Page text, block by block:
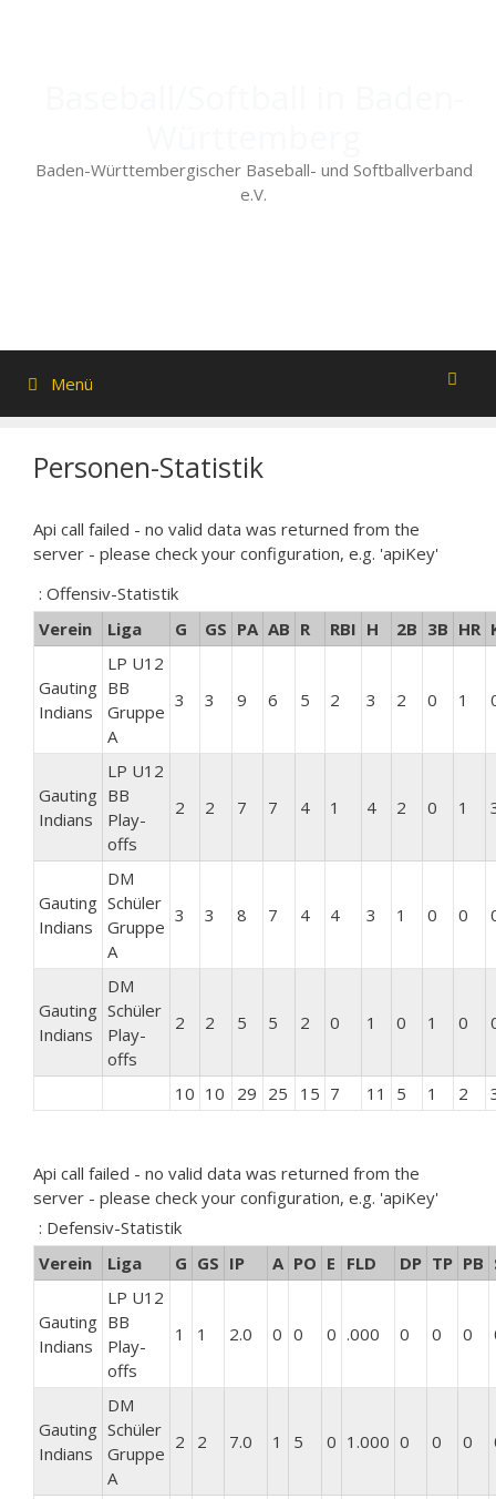
Baden-Württembergischer Baseball- und Softballverband
e.V.
Menü
Personen-Statistik
Api call failed - no valid data was returned from the
server - please check your configuration, e.g. 'apiKey'
: Offensiv-Statistik
Verein
Liga G GS PA AB R RBI H 2B 3B HR
Gauting
Indians
LP U12
BB
Gruppe
A
3 3 9 6 5 2 3 2 0 1
Gauting
Indians
LP U12
BB
Play-
offs
2 2 7 7 4 1 4 2 0 1
Gauting
Indians
DM
Schüler
Gruppe
A
3 3 8 7 4 4 3 1 0 0
Gauting
Indians
DM
Schüler
Play-
offs
2 2 5 5 2 0 1 0 1 0
10 10 29 25 15 7 11 5 1 2
Api call failed - no valid data was returned from the
server - please check your configuration, e.g. 'apiKey'
: Defensiv-Statistik
Verein
Liga G GS IP A PO E FLD DP TP PB
Gauting
Indians
LP U12
BB
Play-
offs
1 1 2.0 0 0 0 .000 0 0 0
Gauting
Indians
DM
Schüler
Gruppe
A
2 2 7.0 1 5 0 1.000 0 0 0